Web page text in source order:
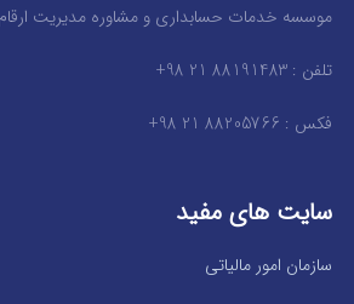
موسسه خدمات حسابداری و مشاوره مدیریت
تلفن : 88191483 21 98+
فکس : 88205766 21 98+
سایت های مفید
سازمان امور مالیاتی